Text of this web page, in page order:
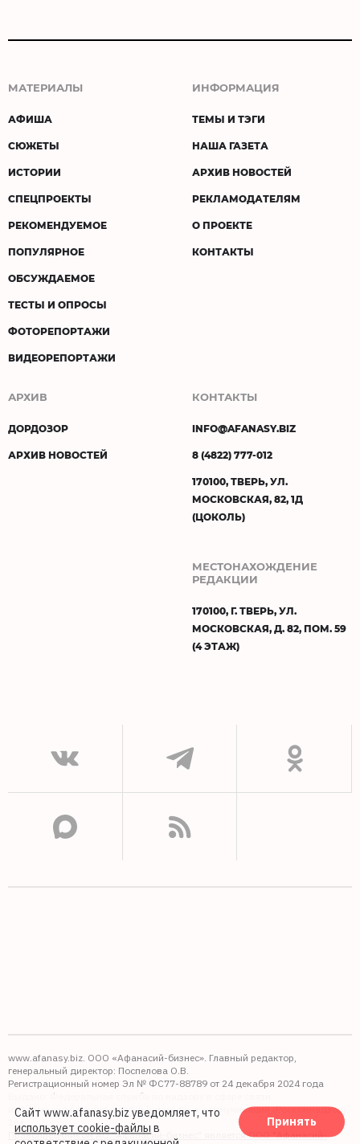
МАТЕРИАЛЫ
АФИША
СЮЖЕТЫ
ИСТОРИИ
СПЕЦПРОЕКТЫ
РЕКОМЕНДУЕМОЕ
ПОПУЛЯРНОЕ
ОБСУЖДАЕМОЕ
ТЕСТЫ И ОПРОСЫ
ФОТОРЕПОРТАЖИ
ВИДЕОРЕПОРТАЖИ
ИНФОРМАЦИЯ
ТЕМЫ И ТЭГИ
НАША ГАЗЕТА
АРХИВ НОВОСТЕЙ
РЕКЛАМОДАТЕЛЯМ
О ПРОЕКТЕ
КОНТАКТЫ
АРХИВ
ДОРДОЗОР
АРХИВ НОВОСТЕЙ
КОНТАКТЫ
INFO@AFANASY.BIZ
8 (4822) 777-012
170100, ТВЕРЬ, УЛ.
МОСКОВСКАЯ, 82, 1Д
(ЦОКОЛЬ)
МЕСТОНАХОЖДЕНИЕ
РЕДАКЦИИ
170100, Г. ТВЕРЬ, УЛ.
МОСКОВСКАЯ, Д. 82, ПОМ. 59
(4 ЭТАЖ)
www.afanasy.biz. ООО «Афанасий-бизнес». Главный редактор,
генеральный директор: Поспелова О.В.
Регистрационный номер Эл № ФС77-88789 от 24 декабря 2024 года
Выдано: Федеральная служба по надзору в сфере связи,
информационных технологий и массовых коммуникаций (Роскомнадзор).
Правопреемником АО "Афанасий-бизнес" является ООО "Афанасий-
Сайт www.afanasy.biz уведомляет, что
использует cookie-файлы в
Принять